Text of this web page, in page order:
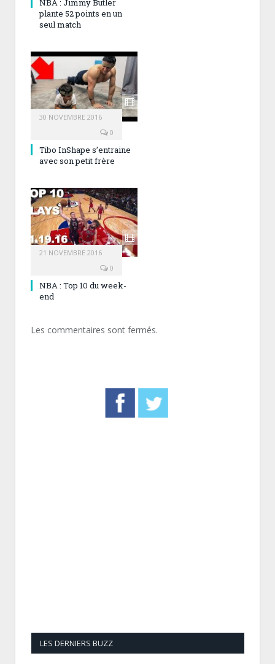
NBA : Jimmy Butler
plante 52 points en un
seul match
30 NOVEMBRE 2016
0
Tibo InShape s’entraine
avec son petit frère
21 NOVEMBRE 2016
0
NBA : Top 10 du week-
end
Les commentaires sont fermés.
LES DERNIERS BUZZ